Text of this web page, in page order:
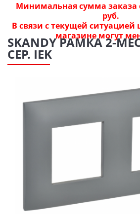
Минимальная сумма заказа
руб.
В связи с текущей ситуацией
магазине могут
SKANDY РАМКА 2-
СЕР. IEK